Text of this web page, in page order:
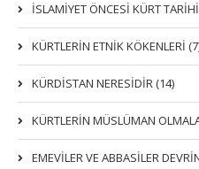
İSLAMİYET ÖNCESİ KÜRT
KÜRTLERIN ETNIK KÖKENLERI
KÜRDİSTAN NERESİDİR (14)
KÜRTLERİN MÜSLÜMAN
EMEVİLER VE ABBASİLER